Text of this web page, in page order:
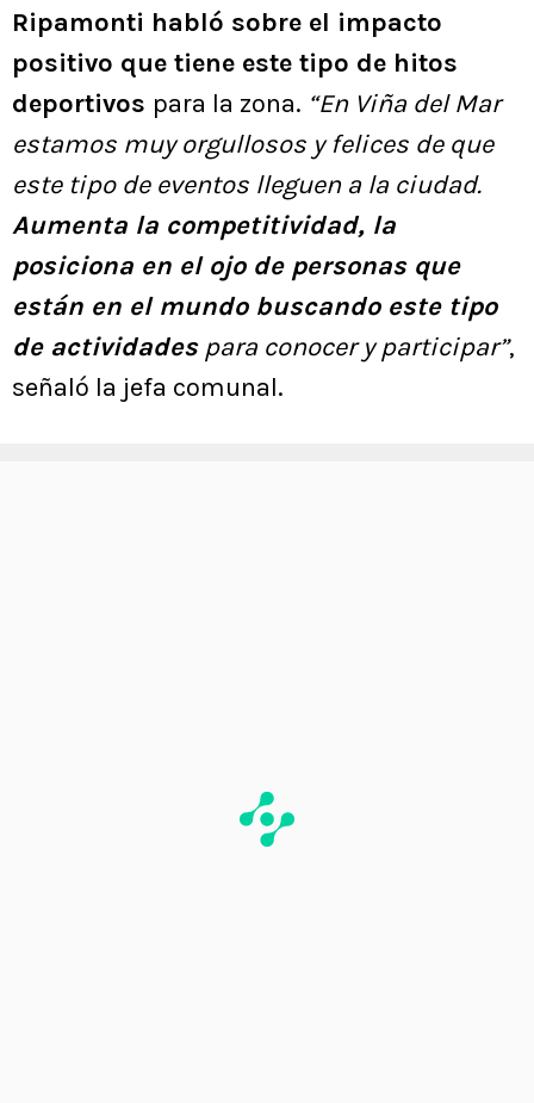
Ripamonti habló sobre el impacto
positivo que tiene este tipo de hitos
deportivos para la zona. “En Viña del Mar
estamos muy orgullosos y felices de que
este tipo de eventos lleguen a la ciudad.
Aumenta la competitividad, la
posiciona en el ojo de personas que
están en el mundo buscando este tipo
de actividadespara conocer y participar”,
señaló la jefa comunal.